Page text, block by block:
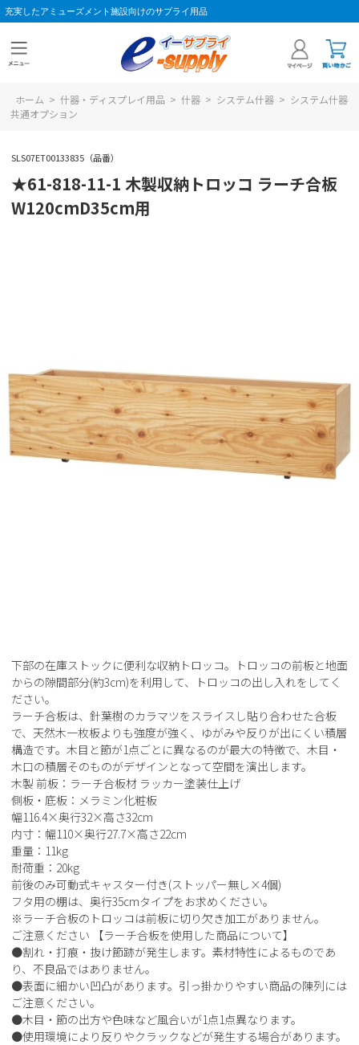
充実したアミューズメント施設向けのサプライ用品
ホーム > 什器・ディスプレイ用品 > 什器 > システム什器 > システム什器
共通オプション
SLS07ET00133835（品番）
★61-818-11-1 木製収納トロッコ ラーチ合板
W120cmD35cm用
下部の在庫ストックに便利な収納トロッコ。トロッコの前板と地面
からの隙間部分(約3cm)を利用して、トロッコの出し入れをしてく
ださい。
ラーチ合板は、針葉樹のカラマツをスライスし貼り合わせた合板
で、天然木一枚板よりも強度が強く、ゆがみや反りが出にくい積層
構造です。木目と節が1点ごとに異なるのが最大の特徴で、木目・
木口の積層そのものがデザインとなって空間を演出します。
木製 前板：ラーチ合板材 ラッカー塗装仕上げ
側板・底板：メラミン化粧板
幅116.4×奥行32×高さ32cm
内寸：幅110×奥行27.7×高さ22cm
重量：11kg
耐荷重：20kg
前後のみ可動式キャスター付き(ストッパー無し×4個)
フタ用の棚は、奥行35cmタイプをお求めください。
※ラーチ合板のトロッコは前板に切り欠き加工がありません。
ご注意ください 【ラーチ合板を使用した商品について】
●割れ・打痕・抜け節跡が発生します。素材特性によるものであ
り、不良品ではありません。
●表面に細かい凹凸があります。引っ掛かりやすい商品の陳列には
ご注意ください。
●木目・節の出方や色味など風合いが1点1点異なります。
●使用環境により反りやクラックなどが発生する場合があります。